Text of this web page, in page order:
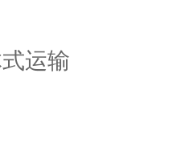
式运输